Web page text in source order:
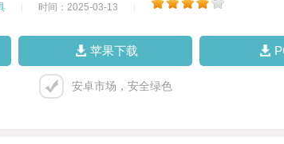
时间：2025-03-13
苹果下载
安卓市场，安全绿色